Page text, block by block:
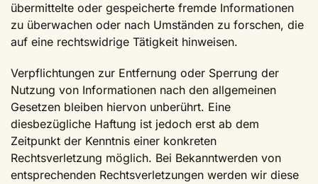
übermittelte oder gespeicherte fremde Informationen
zu überwachen oder nach Umständen zu forschen, die
auf eine rechtswidrige Tätigkeit hinweisen.
Verpflichtungen zur Entfernung oder Sperrung der
Nutzung von Informationen nach den allgemeinen
Gesetzen bleiben hiervon unberührt. Eine
diesbezügliche Haftung ist jedoch erst ab dem
Zeitpunkt der Kenntnis einer konkreten
Rechtsverletzung möglich. Bei Bekanntwerden von
entsprechenden Rechtsverletzungen werden wir diese